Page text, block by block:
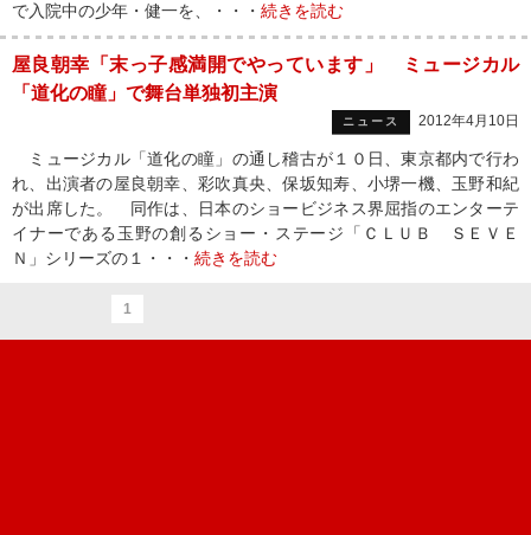
で入院中の少年・健一を、・・・ 続きを読む
屋良朝幸「末っ子感満開でやっています」 ミュージカル
「道化の瞳」で舞台単独初主演
ニュース 2012年4月10日
ミュージカル「道化の瞳」の通し稽古が１０日、東京都内で行わ
れ、出演者の屋良朝幸、彩吹真央、保坂知寿、小堺一機、玉野和紀
が出席した。 同作は、日本のショービジネス界屈指のエンターテ
イナーである玉野の創るショー・ステージ「ＣＬＵＢ ＳＥＶＥ
Ｎ」シリーズの１・・・ 続きを読む
1